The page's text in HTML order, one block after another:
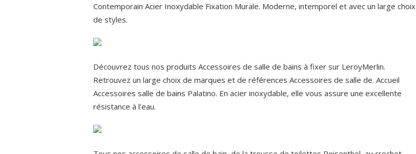
Contemporain Acier Inoxydable Fixation Murale. Moderne, intemporel et avec un large choix
de styles.
Découvrez tous nos produits Accessoires de salle de bains à fixer sur LeroyMerlin.
Retrouvez un large choix de marques et de références Accessoires de salle de. Accueil
Accessoires salle de bains Palatino. En acier inoxydable, elle vous assure une excellente
résistance à l’eau.